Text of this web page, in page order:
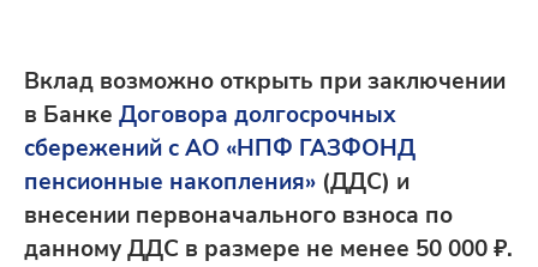
Вклад возможно открыть при заключении
в Банке Договора долгосрочных
сбережений с АО «НПФ ГАЗФОНД
пенсионные накопления» (ДДС) и
внесении первоначального взноса по
данному ДДС в размере не менее 50 000 ₽.